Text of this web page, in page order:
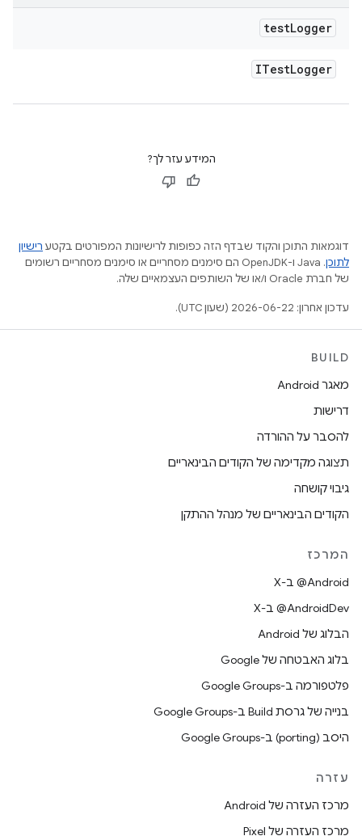
testLogger
ITestLogger
המידע עזר לך?
דוגמאות התוכן והקוד שבדף הזה כפופות לרישיונות המפורטים בקטע רישיון
לתוכן
.‏ Java ו-OpenJDK הם סימנים מסחריים או סימנים מסחריים רשומים
של חברת Oracle ו/או של השותפים העצמאיים שלה.
עדכון אחרון: 2026-06-22 (שעון UTC).
BUILD
מאגר Android
דרישות
להסבר על ההורדה
תצוגה מקדימה של הקודים הבינאריים
גיבוי קושחה
הקודים הבינאריים של מנהל ההתקן
המרכז
‫‎@Android ב-X
‫‎@AndroidDev ב-X
הבלוג של Android
בלוג האבטחה של Google
פלטפורמה ב-Google Groups
בנייה של גרסת Build ב-Google Groups
היסב (porting) ב-Google Groups
עזרה
מרכז העזרה של Android
מרכז העזרה של Pixel